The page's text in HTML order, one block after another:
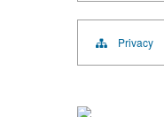
Privacy